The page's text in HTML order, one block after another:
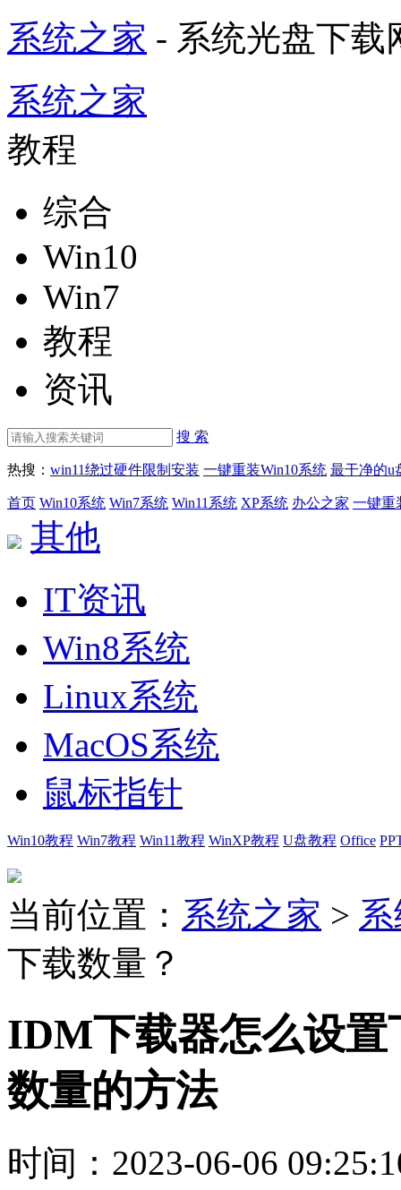
系统之家 - 系统光盘下载
系统之家
教程
综合
Win10
Win7
教程
资讯
搜 索
热搜： win11绕过硬件限制安装 一键重装Win10系统 最干净的u
首页 Win10系统 Win7系统 Win11系统 XP系统 办公之家 一键重
其他
IT资讯
Win8系统
Linux系统
MacOS系统
鼠标指针
Win10教程 Win7教程 Win11教程 WinXP教程 U盘教程 Office
当前位置： 系统之家 >
下载数量？
IDM下载器怎么设
数量的方法
时间：2023-06-06